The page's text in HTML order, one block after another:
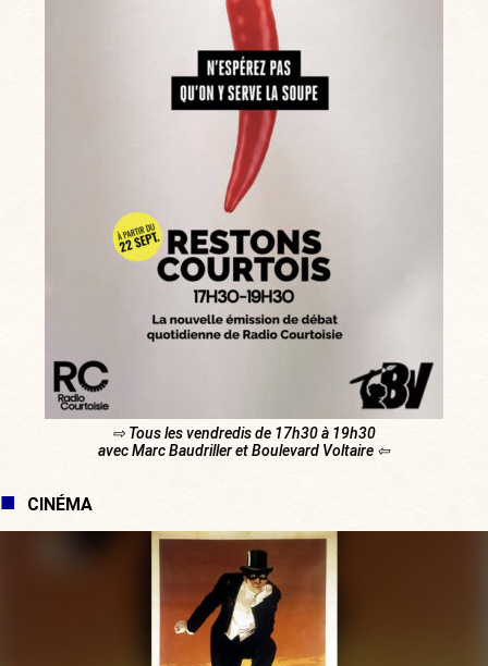
⇨ Tous les vendredis de 17h30 à 19h30
avec Marc Baudriller et Boulevard Voltaire ⇦
CINÉMA